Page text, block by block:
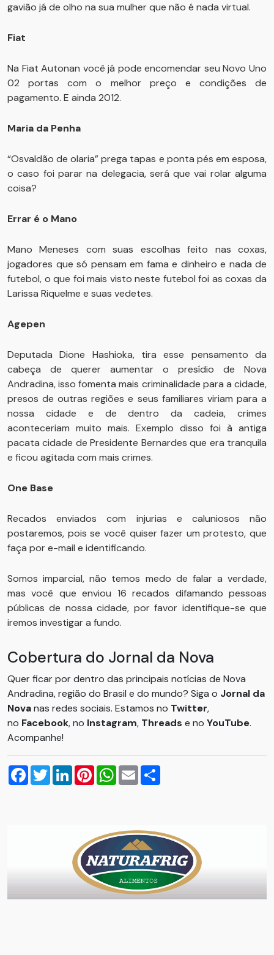
gavião já de olho na sua mulher que não é nada virtual.
Fiat
Na Fiat Autonan você já pode encomendar seu Novo Uno
02 portas com o melhor preço e condições de
pagamento. E ainda 2012.
Maria da Penha
“Osvaldão de olaria” prega tapas e ponta pés em esposa,
o caso foi parar na delegacia, será que vai rolar alguma
coisa?
Errar é o Mano
Mano Meneses com suas escolhas feito nas coxas,
jogadores que só pensam em fama e dinheiro e nada de
futebol, o que foi mais visto neste futebol foi as coxas da
Larissa Riquelme e suas vedetes.
Agepen
Deputada Dione Hashioka, tira esse pensamento da
cabeça de querer aumentar o presídio de Nova
Andradina, isso fomenta mais criminalidade para a cidade,
presos de outras regiões e seus familiares viriam para a
nossa cidade e de dentro da cadeia, crimes
aconteceriam muito mais. Exemplo disso foi à antiga
pacata cidade de Presidente Bernardes que era tranquila
e ficou agitada com mais crimes.
One Base
Recados enviados com injurias e caluniosos não
postaremos, pois se você quiser fazer um protesto, que
faça por e-mail e identificando.
Somos imparcial, não temos medo de falar a verdade,
mas você que enviou 16 recados difamando pessoas
públicas de nossa cidade, por favor identifique-se que
iremos investigar a fundo.
Cobertura do Jornal da Nova
Quer ficar por dentro das principais notícias de Nova
Andradina, região do Brasil e do mundo? Siga o Jornal da
Novanas redes sociais. Estamos no Twitter,
no Facebook, no Instagram, Threads e no YouTube.
Acompanhe!
Facebook
TwitterLinkedInPinterestWhatsApp
Email